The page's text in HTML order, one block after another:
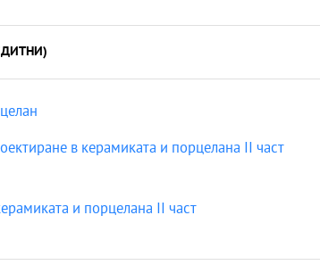
в керамиката и порцелана II част
и порцелана II част